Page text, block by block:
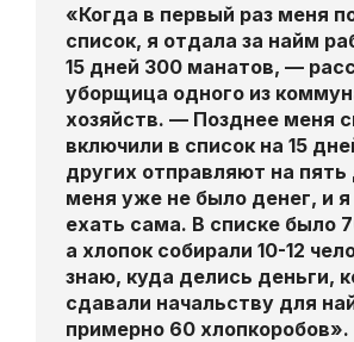
«Когда в первый раз меня
список, я отдала за найм
15 дней 300 манатов, —
уборщица одного из
хозяйств. — Позднее меня
включили в список на 15
других отправляют на пять
меня уже не было денег, и
ехать сама. В списке было
а хлопок собирали 10-12
знаю, куда делись деньги,
сдавали начальству для
примерно 60 хлопкоробов».